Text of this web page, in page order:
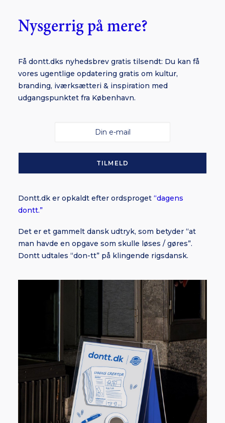
Nysgerrig på mere?
Få dontt.dks nyhedsbrev gratis tilsendt: Du kan få
vores ugentlige opdatering gratis om kultur,
branding, iværksætteri & inspiration med
udgangspunktet fra København.
Dontt.dk er opkaldt efter ordsproget “dagens
dontt.”
Det er et gammelt dansk udtryk, som betyder “at
man havde en opgave som skulle løses / gøres”.
Dontt udtales “don-tt” på klingende rigsdansk.